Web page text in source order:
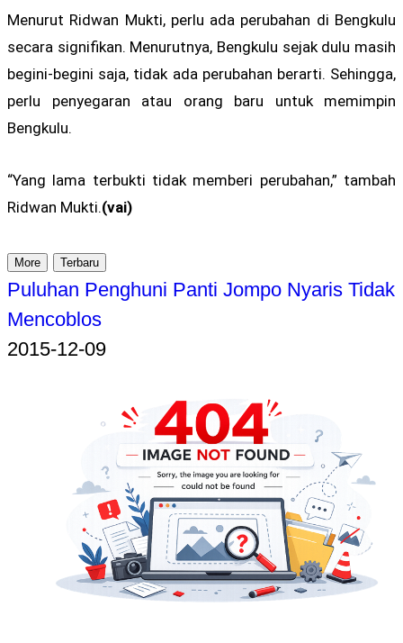
Menurut Ridwan Mukti, perlu ada perubahan di Bengkulu
secara signifikan. Menurutnya, Bengkulu sejak dulu masih
begini-begini saja, tidak ada perubahan berarti. Sehingga,
perlu penyegaran atau orang baru untuk memimpin
Bengkulu.
“Yang lama terbukti tidak memberi perubahan,” tambah
Ridwan Mukti.(vai)
More Terbaru
Puluhan Penghuni Panti Jompo Nyaris Tidak
Mencoblos
2015-12-09